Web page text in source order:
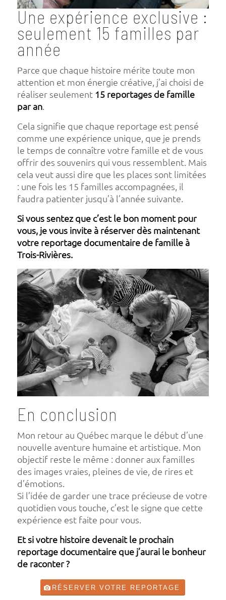
Une expérience exclusive :
seulement 15 familles par
année
Parce que chaque histoire mérite toute mon
attention et mon énergie créative, j’ai choisi de
réaliser seulement 15 reportages de famille
par an.
Cela signifie que chaque reportage est pensé
comme une expérience unique, que je prends
le temps de connaître votre famille et de vous
offrir des souvenirs qui vous ressemblent. Mais
cela veut aussi dire que les places sont limitées
: une fois les 15 familles accompagnées, il
faudra patienter jusqu’à l’année suivante.
Si vous sentez que c’est le bon moment pour
vous, je vous invite à réserver dès maintenant
votre reportage documentaire de famille à
Trois-Rivières.
En conclusion
Mon retour au Québec marque le début d’une
nouvelle aventure humaine et artistique. Mon
objectif reste le même : donner aux familles
des images vraies, pleines de vie, de rires et
d’émotions.
Si l’idée de garder une trace précieuse de votre
quotidien vous touche, c’est le signe que cette
expérience est faite pour vous.
Et si votre histoire devenait le prochain
reportage documentaire que j’aurai le bonheur
de raconter ?
RÉSERVER VOTRE REPORTAGE